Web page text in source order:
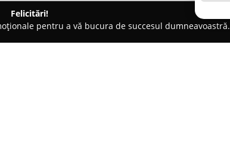
Felicitări!
pentru a vă bucura de succesul dumneavoastră.